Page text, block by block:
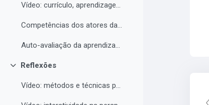
Vídeo: currículo, aprendizagem e docência para EAD
Competências dos atores da educação a distância professor, tutor e aluno
Auto-avaliação da aprendizagem
Contrair
Reflexões
Vídeo: métodos e técnicas para EAD